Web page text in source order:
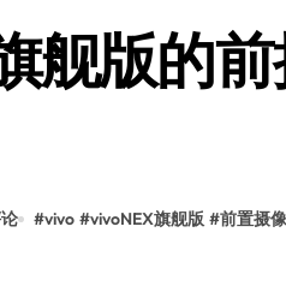
舰版的
#vivo #vivoNEX旗舰版 #前置摄